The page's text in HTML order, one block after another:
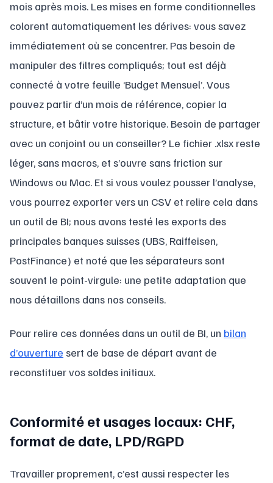
mois après mois. Les mises en forme conditionnelles
colorent automatiquement les dérives: vous savez
immédiatement où se concentrer. Pas besoin de
manipuler des filtres compliqués; tout est déjà
connecté à votre feuille ‘Budget Mensuel’. Vous
pouvez partir d’un mois de référence, copier la
structure, et bâtir votre historique. Besoin de partager
avec un conjoint ou un conseiller? Le fichier .xlsx reste
léger, sans macros, et s’ouvre sans friction sur
Windows ou Mac. Et si vous voulez pousser l’analyse,
vous pourrez exporter vers un CSV et relire cela dans
un outil de BI; nous avons testé les exports des
principales banques suisses (UBS, Raiffeisen,
PostFinance) et noté que les séparateurs sont
souvent le point-virgule: une petite adaptation que
nous détaillons dans nos conseils.
Pour relire ces données dans un outil de BI, un bilan
d’ouverture sert de base de départ avant de
reconstituer vos soldes initiaux.
Conformité et usages locaux: CHF,
format de date, LPD/RGPD
Travailler proprement, c’est aussi respecter les